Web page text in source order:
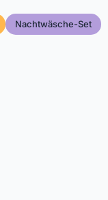
Nachtwäsche-Set